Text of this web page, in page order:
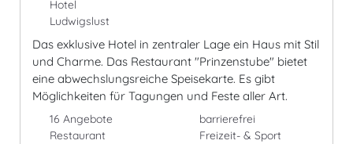
Hotel
Ludwigslust
Das exklusive Hotel in zentraler Lage ein Haus mit Stil
und Charme. Das Restaurant "Prinzenstube" bietet
eine abwechslungsreiche Speisekarte. Es gibt
Möglichkeiten für Tagungen und Feste aller Art.
16 Angebote
Restaurant
barrierefrei
Freizeit- & Sport